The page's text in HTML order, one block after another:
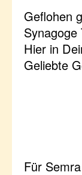
Geflohen
Synagoge
Hier in
Geliebte
Für